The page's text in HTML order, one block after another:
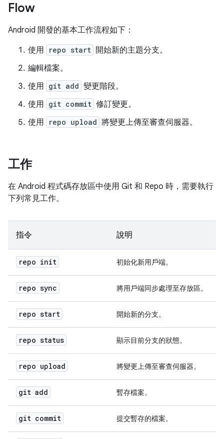
Flow
Android 開發的基本工作流程如下：
使用
repo start 開始新的主題分支。
編輯檔案。
使用 git add 變更階段。
使用 git commit 修訂變更。
使用
repo upload 將變更上傳至審查伺服器。
工作
在 Android 程式碼存放區中使用 Git 和 Repo 時，需要執行
下列常見工作。
指令 說明
repo init 初始化新用戶端。
repo sync 將用戶端同步處理至存放區。
repo start 開始新的分支。
repo status 顯示目前分支的狀態。
repo upload 將變更上傳至審查伺服器。
git add 暫存檔案。
git commit 提交暫存的檔案。